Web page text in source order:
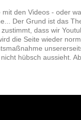
mit den Videos - oder
Der Grund ist das
dass wir
die Seite wieder
hübsch aussieht.